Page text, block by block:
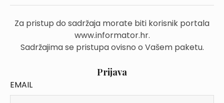
Za pristup do sadržaja morate biti korisnik portala
www.informator.hr.
Sadržajima se pristupa ovisno o Vašem paketu.
Prijava
EMAIL